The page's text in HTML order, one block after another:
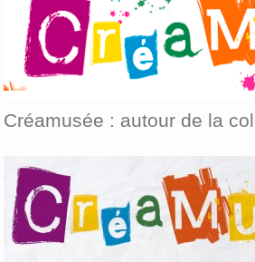
Créamusée : autour de la